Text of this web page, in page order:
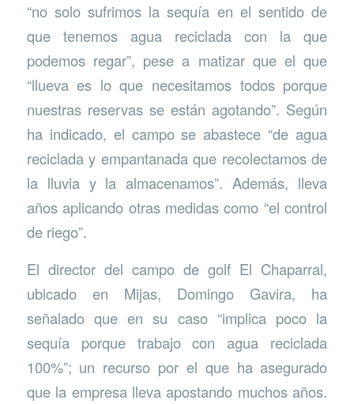
“no solo sufrimos la sequía en el sentido de
que tenemos agua reciclada con la que
podemos regar”, pese a matizar que el que
“llueva es lo que necesitamos todos porque
nuestras reservas se están agotando”. Según
ha indicado, el campo se abastece “de agua
reciclada y empantanada que recolectamos de
la lluvia y la almacenamos”. Además, lleva
años aplicando otras medidas como “el control
de riego”.
El director del campo de golf El Chaparral,
ubicado en Mijas, Domingo Gavira, ha
señalado que en su caso “implica poco la
sequía porque trabajo con agua reciclada
100%”; un recurso por el que ha asegurado
que la empresa lleva apostando muchos años.